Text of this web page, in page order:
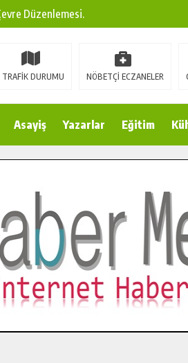
Düzenlemesi.
Katkı Sağlayacak.
Keşfetti.
Ziyareti.
TRAFİK DURUMU NÖBETÇİ ECZANELER
Asayiş Yazarlar Eğitim